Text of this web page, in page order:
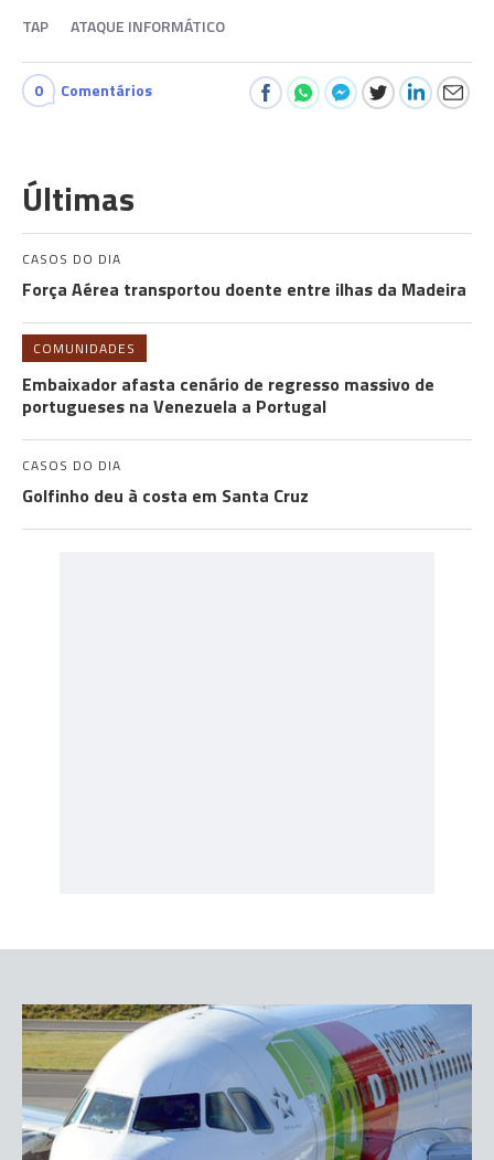
TAP ATAQUE INFORMÁTICO
0 Comentários
Últimas
CASOS DO DIA
Força Aérea transportou doente entre ilhas da Madeira
COMUNIDADES
Embaixador afasta cenário de regresso massivo de
portugueses na Venezuela a Portugal
CASOS DO DIA
Golfinho deu à costa em Santa Cruz